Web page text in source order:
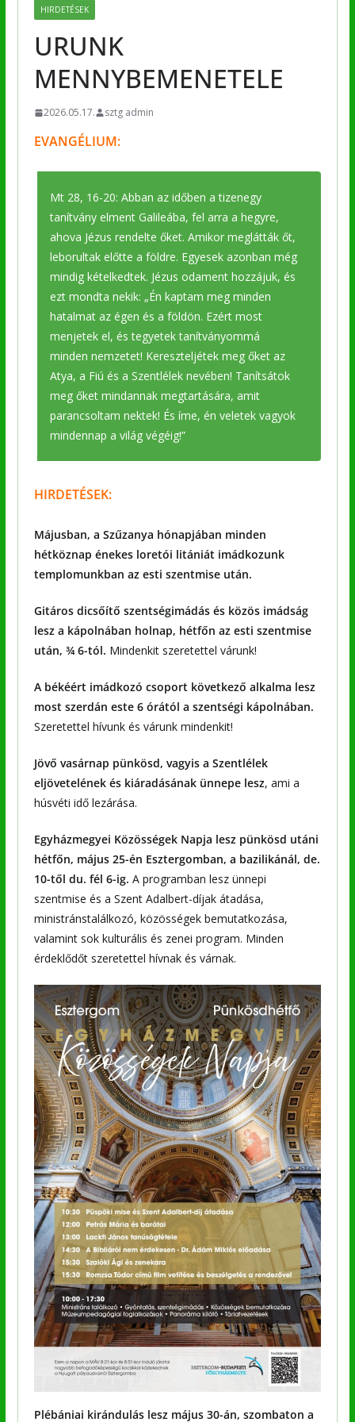
HIRDETÉSEK
URUNK
MENNYBEMENETELE
2026.05.17. sztg admin
EVANGÉLIUM:
Mt 28, 16-20: Abban az időben a tizenegy
tanítvány elment Galileába, fel arra a hegyre,
ahova Jézus rendelte őket. Amikor meglátták őt,
leborultak előtte a földre. Egyesek azonban még
mindig kételkedtek. Jézus odament hozzájuk, és
ezt mondta nekik: „Én kaptam meg minden
hatalmat az égen és a földön. Ezért most
menjetek el, és tegyetek tanítványommá
minden nemzetet! Kereszteljétek meg őket az
Atya, a Fiú és a Szentlélek nevében! Tanítsátok
meg őket mindannak megtartására, amit
parancsoltam nektek! És íme, én veletek vagyok
mindennap a világ végéig!”
HIRDETÉSEK:
Májusban, a Szűzanya hónapjában minden
hétköznap énekes loretói litániát imádkozunk
templomunkban az esti szentmise után.
Gitáros dicsőítő szentségimádás és közös imádság
lesz a kápolnában holnap, hétfőn az esti szentmise
után, ¾ 6-tól. Mindenkit szeretettel várunk!
A békéért imádkozó csoport következő alkalma lesz
most szerdán este 6 órától a szentségi kápolnában.
Szeretettel hívunk és várunk mindenkit!
Jövő vasárnap pünkösd, vagyis a Szentlélek
eljövetelének és kiáradásának ünnepe lesz, ami a
húsvéti idő lezárása.
Egyházmegyei Közösségek Napja lesz pünkösd utáni
hétfőn, május 25-én Esztergomban, a bazilikánál, de.
10-től du. fél 6-ig. A programban lesz ünnepi
szentmise és a Szent Adalbert-díjak átadása,
ministránstalálkozó, közösségek bemutatkozása,
valamint sok kulturális és zenei program. Minden
érdeklődőt szeretettel hívnak és várnak.
Plébániai kirándulás lesz május 30-án, szombaton a